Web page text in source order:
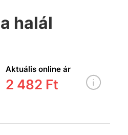
halál
Aktuális online ár
2 482 Ft